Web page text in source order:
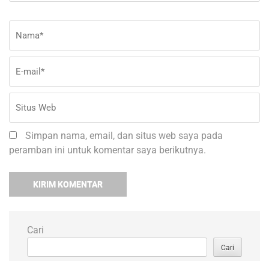
Simpan nama, email, dan situs web saya pada
peramban ini untuk komentar saya berikutnya.
Cari
Cari